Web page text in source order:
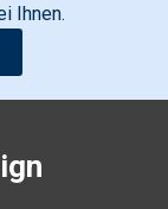
Ihnen.